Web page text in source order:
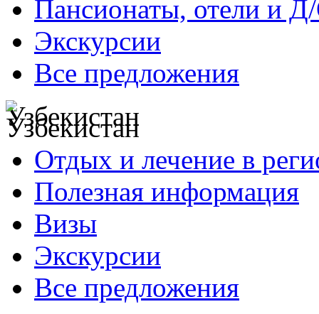
Пансионаты, отели и
Экскурсии
Все предложения
Узбекистан
Отдых и лечение в
Полезная информация
Визы
Экскурсии
Все предложения